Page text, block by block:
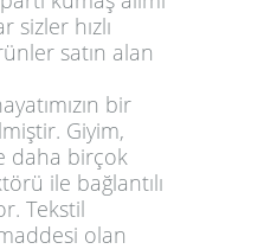
sizler hızlı
satın alan
bir
Giyim,
daha birçok
ile bağlantılı
Tekstil
olan